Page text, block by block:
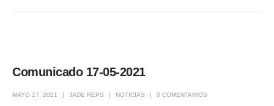
Comunicado 17-05-2021
MAYO 17, 2021 JADE REPS NOTICIAS 0 COMENTARIOS